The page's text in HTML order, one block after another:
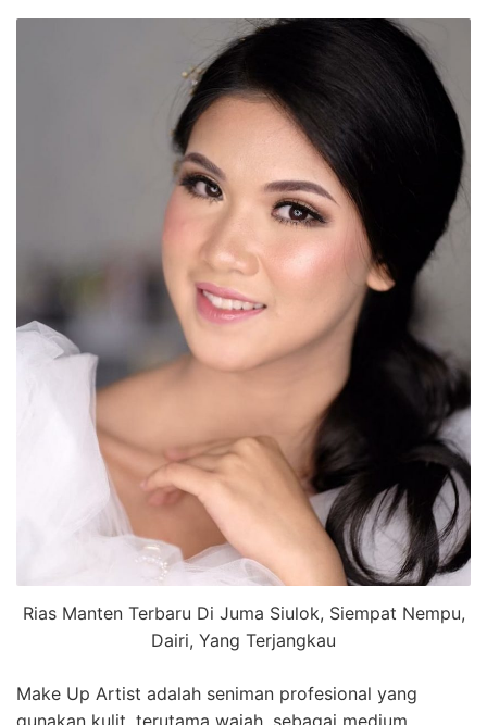
Rias Manten Terbaru Di Juma Siulok, Siempat Nempu,
Dairi, Yang Terjangkau
Make Up Artist adalah seniman profesional yang